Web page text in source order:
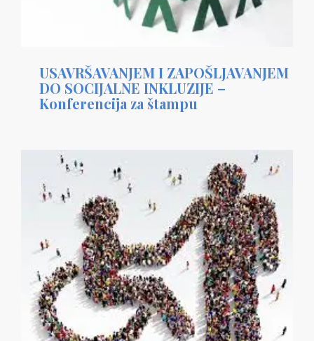
USAVRŠAVANJEM I ZAPOŠLJAVANJEM
DO SOCIJALNE INKLUZIJE –
Konferencija za štampu